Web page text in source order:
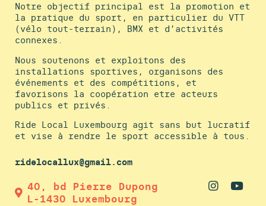
Notre objectif principal est la promotion et
la pratique du sport, en particulier du VTT
(vélo tout-terrain), BMX et d’activités
connexes.
Nous soutenons et exploitons des
installations sportives, organisons des
événements et des compétitions, et
favorisons la coopération etre acteurs
publics et privés.
Ride Local Luxembourg agit sans but lucratif
et vise à rendre le sport accessible à tous.
ridelocallux@gmail.com
40, bd Pierre Dupong
L-1430 Luxembourg